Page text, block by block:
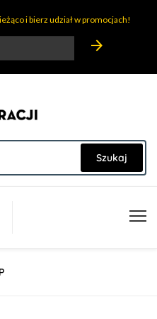
i bierz udział w promocjach!
arrow_forward
Szukaj